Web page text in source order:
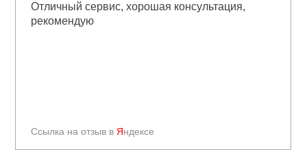
Ссылка на отзыв в Яндексе
Отличный сервис, хорошая консультация,
рекомендую